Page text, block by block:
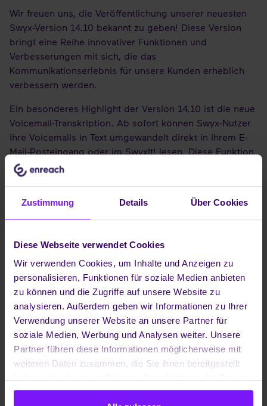
Zustimmung Details Über Cookies
Diese Webseite verwendet Cookies
Wir verwenden Cookies, um Inhalte und Anzeigen zu
personalisieren, Funktionen für soziale Medien anbieten
zu können und die Zugriffe auf unsere Website zu
analysieren. Außerdem geben wir Informationen zu Ihrer
Verwendung unserer Website an unsere Partner für
soziale Medien, Werbung und Analysen weiter. Unsere
Partner führen diese Informationen möglicherweise mit
weiteren Daten zusammen, die Sie ihnen bereitgestellt
gesammelt haben.
Wir freuen uns, die Veröffentlichung unserer neuesten
Swyx-Version 14.10 bekannt zu geben! Diese Version
bringt eine Reihe innovativer Funktionen und
Verbesserungen mit sich, die das
Kommunikationserlebnis für unsere Kunden erheblich
verbessern werden.
Ein besonderes Highlight der Version 14.10 ist die neue
Voicemail-Transkription. Ab sofort können Swyx-Nutzer
ihre Voicemails in Text umgewandelt direkt in ihrem E-
Mail-Posteingang oder im SwyxIt! lesen. Diese Funktion
ist perfekt für alle, die keine Zeit haben, lange
Sprachnachrichten abzuhören, sei es im Meeting oder
Weitere Highlights der Version 14.10:
Integrierte Anrufsteuerung: Jetzt noch
Update des Swyx Control Center
: Verbesserte
Performance und Stabilität für reibungslose
Erleben Sie die Vorteile der neuen Voicemail-
Transkription und die vielen weiteren Verbesserungen in
Swyx 14.10. Die neueste Version steht jetzt zum
Downloadbereit.